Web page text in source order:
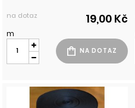
na dotaz 19,00 Kč
m